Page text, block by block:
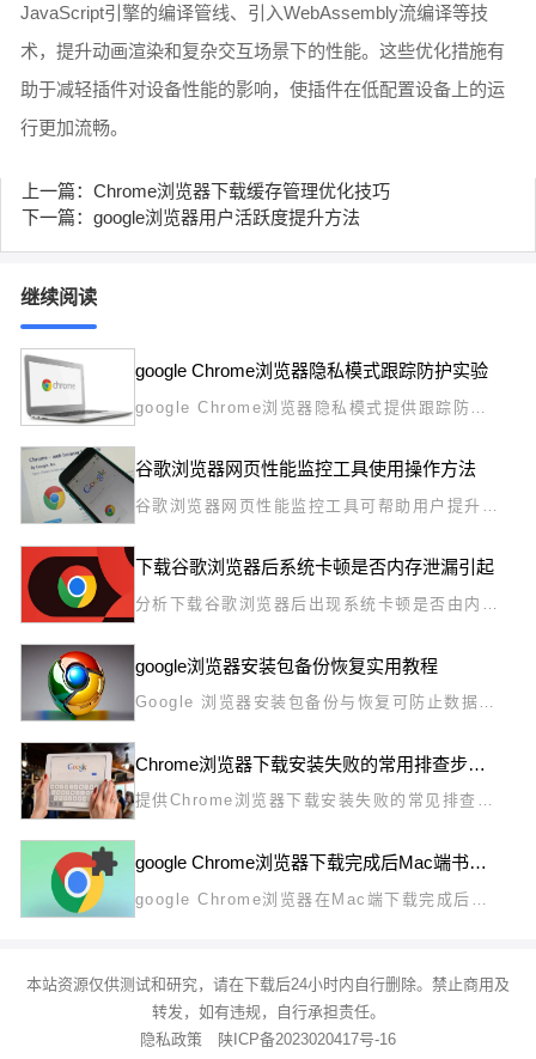
JavaScript引擎的编译管线、引入WebAssembly流编译等技
术，提升动画渲染和复杂交互场景下的性能。这些优化措施有
助于减轻插件对设备性能的影响，使插件在低配置设备上的运
行更加流畅。
上一篇：Chrome浏览器下载缓存管理优化技巧
下一篇：google浏览器用户活跃度提升方法
继续阅读
google Chrome浏览器隐私模式跟踪防护实验
google Chrome浏览器隐私模式提供跟踪防护
功能，用户通过实验和操作技巧可有效保护隐
私，实现安全浏览环境。
谷歌浏览器网页性能监控工具使用操作方法
谷歌浏览器网页性能监控工具可帮助用户提升浏
览速度，本教程提供操作方法，包括性能分析、
数据监控和优化技巧，帮助用户高效管理网页性
能。
下载谷歌浏览器后系统卡顿是否内存泄漏引起
分析下载谷歌浏览器后出现系统卡顿是否由内存
泄漏导致，指导用户监控内存使用并优化系统性
能。
google浏览器安装包备份恢复实用教程
Google 浏览器安装包备份与恢复可防止数据丢
失。本文提供实用教程，帮助用户安全管理和恢
复安装包，提高使用效率。
Chrome浏览器下载安装失败的常用排查步骤和建议
提供Chrome浏览器下载安装失败的常见排查步
骤及实用建议，助用户快速定位并解决安装问
题。
google Chrome浏览器下载完成后Mac端书签同步优化操作教程
google Chrome浏览器在Mac端下载完成后，
通过书签同步优化操作实现高效管理书签，保证
本站资源仅供测试和研究，请在下载后24小时内自行删除。禁止商用及
转发，如有违规，自行承担责任。
隐私政策
陕ICP备2023020417号-16